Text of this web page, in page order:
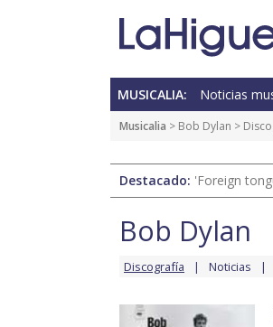
MUSICALIA: Noticias
Musicalia > Bob Dylan >
Destacado: 'Foreign
Bob Dylan
Discografía Noticias